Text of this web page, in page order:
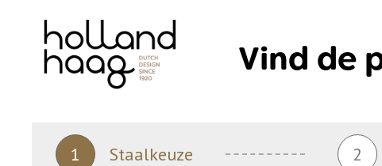
Vind de
1 Staalkeuze 2